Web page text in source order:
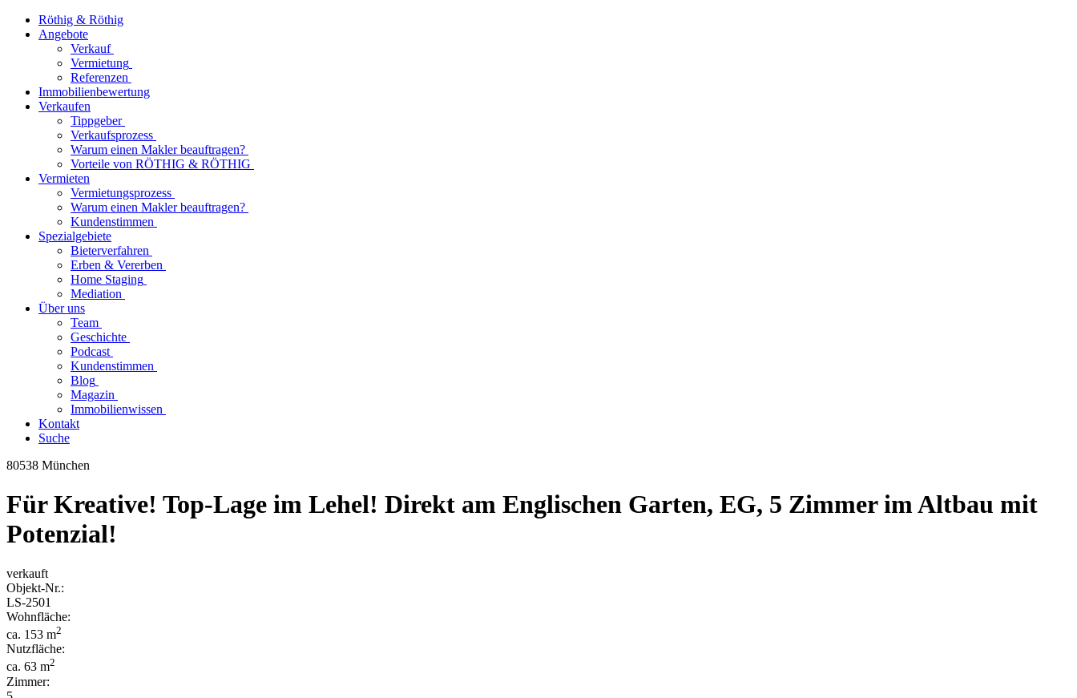
Röthig & Röthig
Angebote
Verkauf
Vermietung
Referenzen
Immobilienbewertung
Verkaufen
Tippgeber
Verkaufsprozess
Warum einen Makler beauftragen?
Vorteile von RÖTHIG & RÖTHIG
Vermieten
Vermietungsprozess
Warum einen Makler beauftragen?
Kundenstimmen
Spezialgebiete
Bieterverfahren
Erben & Vererben
Home Staging
Mediation
Über uns
Team
Geschichte
Podcast
Kundenstimmen
Blog
Magazin
Immobilienwissen
Kontakt
Suche
80538 München
Für Kreative! Top-Lage im Lehel! Direkt am Englischen Garten, EG, 5 Zimmer im Altbau mit
Potenzial!
verkauft
Objekt-Nr.:
LS-2501
Wohnfläche:
ca. 153 m2
Nutzfläche:
ca. 63 m2
Zimmer: